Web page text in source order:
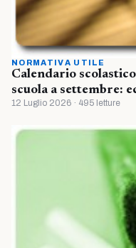
NORMATIVA UTILE
Calendario
scuola a settembre:
12 Luglio 2026 · 495 letture